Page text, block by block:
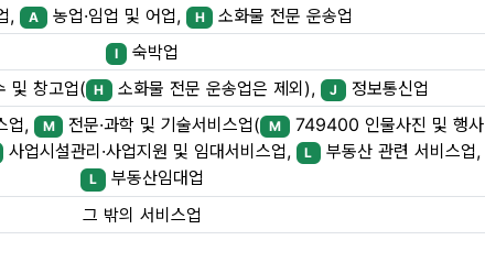
, A 농업·임업 및 어업, H 소화물 전문 운송업
I 숙박업
및 창고업( H 소화물 전문 운송업은 제외), J 정보통신업
업, M 전문·과학 및 기술서비스업( M 749400 인물사진 및 행사
사업시설관리·사업지원 및 임대서비스업, L 부동산 관련 서비스업,
L 부동산임대업
그 밖의 서비스업